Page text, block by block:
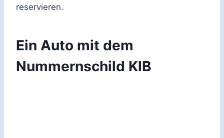
reservieren.
Ein Auto mit dem
Nummernschild KIB